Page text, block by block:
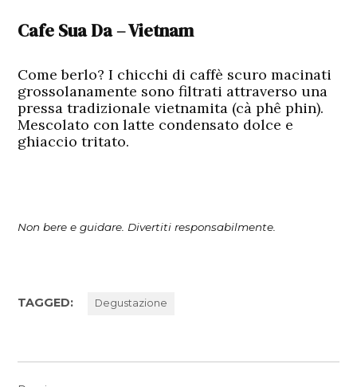
Cafe Sua Da – Vietnam
Come berlo? I chicchi di caffè scuro macinati
grossolanamente sono filtrati attraverso una
pressa tradizionale vietnamita (cà phê phin).
Mescolato con latte condensato dolce e
ghiaccio tritato.
Non bere e guidare. Divertiti responsabilmente.
TAGGED: Degustazione